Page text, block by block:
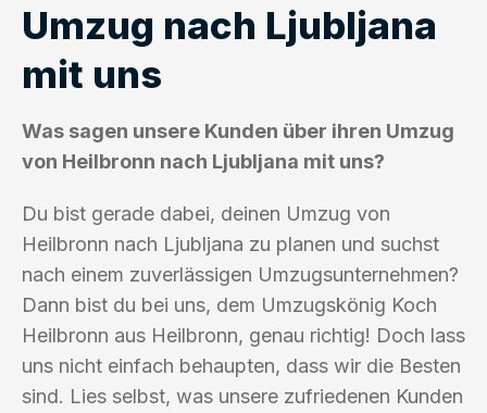
Umzug nach Ljubljana
mit uns
Was sagen unsere Kunden über ihren Umzug
von Heilbronn nach Ljubljana mit uns?
Du bist gerade dabei, deinen Umzug von
Heilbronn nach Ljubljana zu planen und suchst
nach einem zuverlässigen Umzugsunternehmen?
Dann bist du bei uns, dem Umzugskönig Koch
Heilbronn aus Heilbronn, genau richtig! Doch lass
uns nicht einfach behaupten, dass wir die Besten
sind. Lies selbst, was unsere zufriedenen Kunden